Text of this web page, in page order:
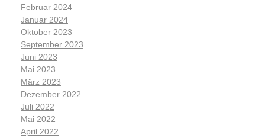
Februar 2024
Januar 2024
Oktober 2023
September 2023
Juni 2023
Mai 2023
März 2023
Dezember 2022
Juli 2022
Mai 2022
April 2022